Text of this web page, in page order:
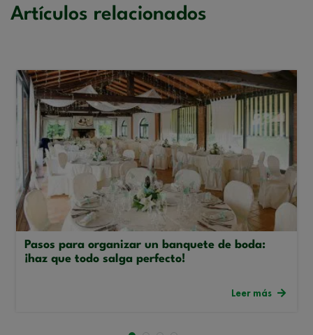
Artículos relacionados
Pasos para organizar un banquete de boda:
¡haz que todo salga perfecto!
Leer más